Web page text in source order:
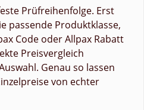
Prüfreihenfolge. Erst
passende Produktklasse,
Code oder Allpax Rabatt
Preisvergleich
Genau so lassen
von echter